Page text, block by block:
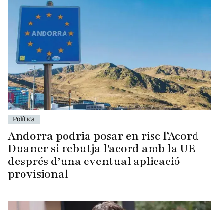
Política
Andorra podria posar en risc l’Acord
Duaner si rebutja l'acord amb la UE
després d’una eventual aplicació
provisional